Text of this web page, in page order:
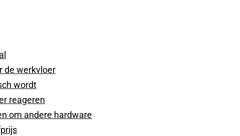
de werkvloer
wordt
reageren
om andere hardware